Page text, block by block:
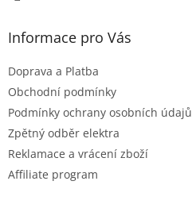
Informace pro Vás
Doprava a Platba
Obchodní podmínky
Podmínky ochrany osobních údajů
Zpětný odběr elektra
Reklamace a vrácení zboží
Affiliate program